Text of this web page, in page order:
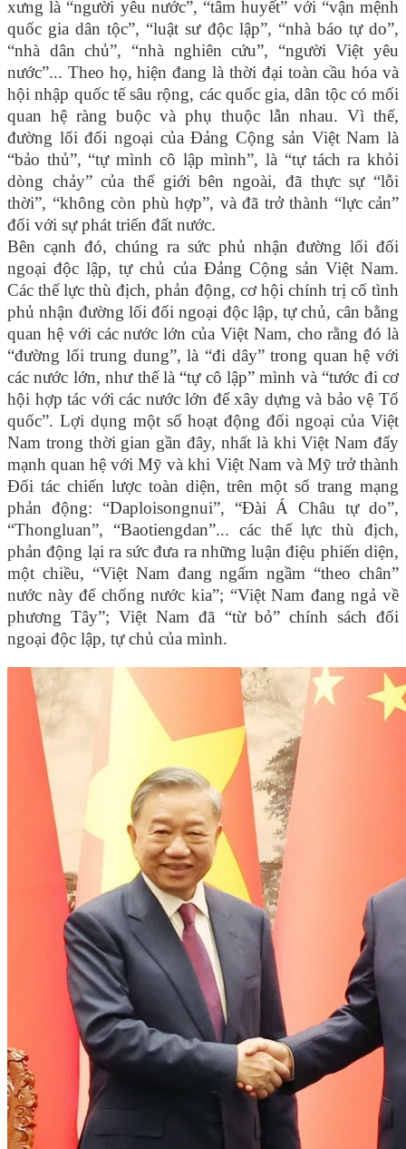
xưng là “người yêu nước”, “tâm huyết” với “vận mệnh
quốc gia dân tộc”, “luật sư độc lập”, “nhà báo tự do”,
“nhà dân chủ”, “nhà nghiên cứu”, “người Việt yêu
nước”... Theo họ, hiện đang là thời đại toàn cầu hóa và
hội nhập quốc tế sâu rộng, các quốc gia, dân tộc có mối
quan hệ ràng buộc và phụ thuộc lẫn nhau. Vì thế,
đường lối đối ngoại của Đảng Cộng sản Việt Nam là
“bảo thủ”, “tự mình cô lập mình”, là “tự tách ra khỏi
dòng chảy” của thế giới bên ngoài, đã thực sự “lỗi
thời”, “không còn phù hợp”, và đã trở thành “lực cản”
đối với sự phát triển đất nước.
Bên cạnh đó, chúng ra sức phủ nhận đường lối đối
ngoại độc lập, tự chủ của Đảng Cộng sản Việt Nam.
Các thế lực thù địch, phản động, cơ hội chính trị cố tình
phủ nhận đường lối đối ngoại độc lập, tự chủ, cân bằng
quan hệ với các nước lớn của Việt Nam, cho rằng đó là
“đường lối trung dung”, là “đi dây” trong quan hệ với
các nước lớn, như thế là “tự cô lập” mình và “tước đi cơ
hội hợp tác với các nước lớn để xây dựng và bảo vệ Tổ
quốc”. Lợi dụng một số hoạt động đối ngoại của Việt
Nam trong thời gian gần đây, nhất là khi Việt Nam đẩy
mạnh quan hệ với Mỹ và khi Việt Nam và Mỹ trở thành
Đối tác chiến lược toàn diện, trên một số trang mạng
phản động: “Daploisongnui”, “Đài Á Châu tự do”,
“Thongluan”, “Baotiengdan”... các thế lực thù địch,
phản động lại ra sức đưa ra những luận điệu phiến diện,
một chiều, “Việt Nam đang ngấm ngầm “theo chân”
nước này để chống nước kia”; “Việt Nam đang ngả về
phương Tây”; Việt Nam đã “từ bỏ” chính sách đối
ngoại độc lập, tự chủ của mình.